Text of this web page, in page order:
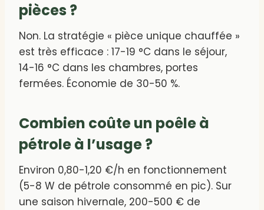
pièces ?
Non. La stratégie « pièce unique chauffée »
est très efficace : 17-19 °C dans le séjour,
14-16 °C dans les chambres, portes
fermées. Économie de 30-50 %.
Combien coûte un poêle à
pétrole à l’usage ?
Environ 0,80-1,20 €/h en fonctionnement
(5-8 W de pétrole consommé en pic). Sur
une saison hivernale, 200-500 € de